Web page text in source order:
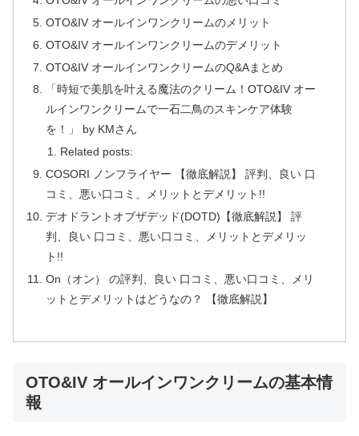
OTO&IV オールインワンクリームのメリット
OTO&IV オールインワンクリームのデメリット
OTO&IV オールインワンクリームのQ&Aまとめ
「時短で美肌を叶える魔法のクリーム！OTO&IV オー
ルインワンクリームで一石二鳥のスキンケア体験
を！」 by KMさん
Related posts:
COSORI ノンフライヤー 【徹底解説】 評判、良い 口
コミ、悪い口コミ、メリットとデメリット!!
デオドラントオブザデッド(DOTD)【徹底解説】 評
判、良い 口コミ、悪い口コミ、メリットとデメリッ
ト!!
On（オン） の評判、良い 口コミ、悪い口コミ、メリ
ットとデメリットはどうなの？ 【徹底解説】
OTO&IV オールインワンクリームの基本情
報